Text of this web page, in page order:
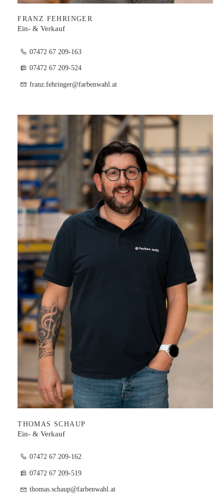
FRANZ FEHRINGER
Ein- & Verkauf
07472 67 209-163
07472 67 209-524
franz.fehringer@farbenwahl.at
THOMAS SCHAUP
Ein- & Verkauf
07472 67 209-162
07472 67 209-519
thomas.schaup@farbenwahl.at